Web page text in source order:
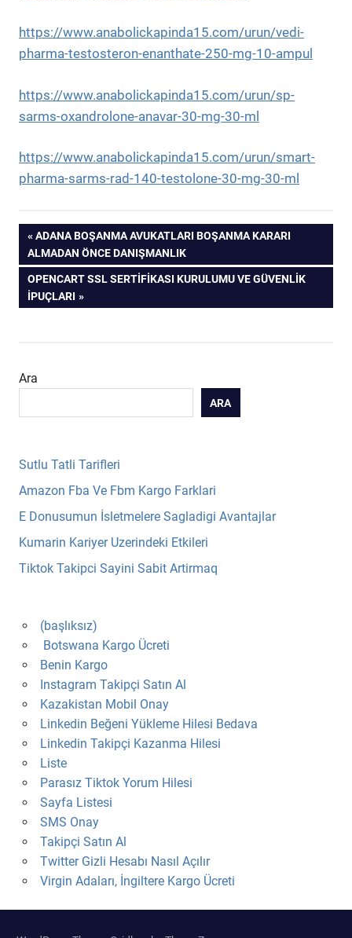
https://www.anabolickapinda15.com/urun/vedi-
pharma-testosteron-enanthate-250-mg-10-ampul
https://www.anabolickapinda15.com/urun/sp-
sarms-oxandrolone-anavar-30-mg-30-ml
https://www.anabolickapinda15.com/urun/smart-
pharma-sarms-rad-140-testolone-30-mg-30-ml
Yazı
gezinmesi
PREVIOUS
POST:
ADANA BOŞANMA AVUKATLARI BOŞANMA KARARI
ALMADAN ÖNCE DANIŞMANLIK
NEXT
POST:
OPENCART SSL SERTIFIKASI KURULUMU VE GÜVENLIK
İPUÇLARI
Ara
ARA
Sutlu Tatli Tarifleri
Amazon Fba Ve Fbm Kargo Farklari
E Donusumun İsletmelere Sagladigi Avantajlar
Kumarin Kariyer Uzerindeki Etkileri
Tiktok Takipci Sayini Sabit Artirmaq
(başlıksız)
Botswana Kargo Ücreti
Benin Kargo
Instagram Takipçi Satın Al
Kazakistan Mobil Onay
Linkedin Beğeni Yükleme Hilesi Bedava
Linkedin Takipçi Kazanma Hilesi
Liste
Parasız Tiktok Yorum Hilesi
Sayfa Listesi
SMS Onay
Takipçi Satın Al
Twitter Gizli Hesabı Nasıl Açılır
Virgin Adaları, İngiltere Kargo Ücreti